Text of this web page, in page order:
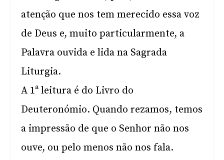
atenção que nos tem merecido essa voz
de Deus e, muito particularmente, a
Palavra ouvida e lida na Sagrada
Liturgia.
A 1ª leitura é do Livro do
Deuteronómio. Quando rezamos, temos
a impressão de que o Senhor não nos
ouve, ou pelo menos não nos fala.